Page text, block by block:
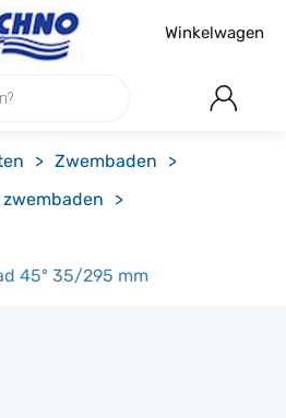
Winkelwagen
> Zwembaden
>
>
45º 35/295 mm